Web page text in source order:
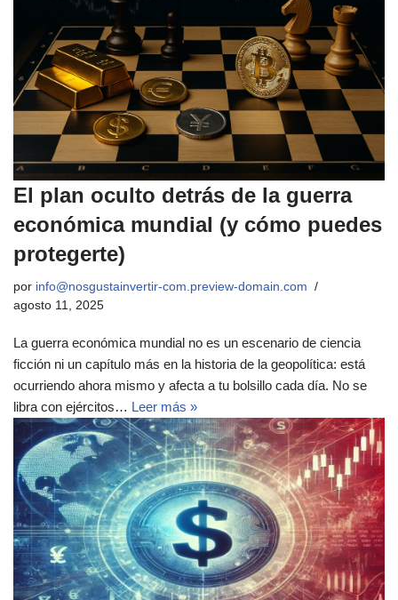
El plan oculto detrás de la guerra
económica mundial (y cómo puedes
protegerte)
por info@nosgustainvertir-com.preview-domain.com
agosto 11, 2025
La guerra económica mundial no es un escenario de ciencia
ficción ni un capítulo más en la historia de la geopolítica: está
ocurriendo ahora mismo y afecta a tu bolsillo cada día. No se
libra con ejércitos… Leer más »